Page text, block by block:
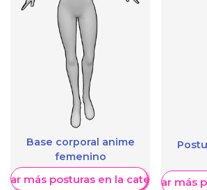
Base corporal anime
femenino
más posturas en la categoría
Mostrar más